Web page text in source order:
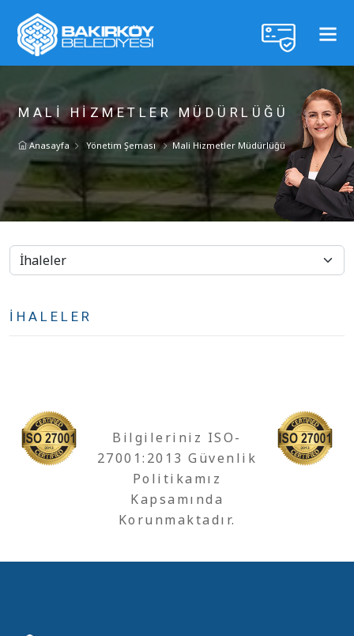
MALI HIZMETLER MÜDÜRLÜĞÜ
Anasayfa Yönetim Şeması Mali Hizmetler Müdürlüğü
İHALELER
Bilgileriniz ISO-
27001:2013 Güvenlik
Politikamız
Kapsamında
Korunmaktadır.